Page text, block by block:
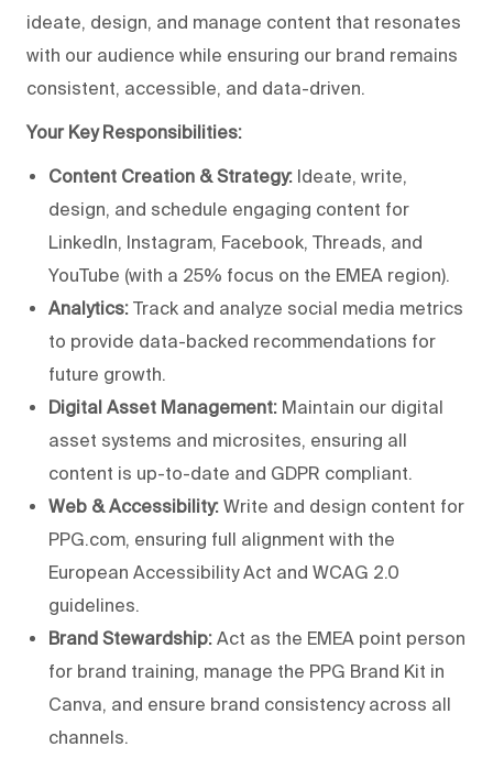
ideate, design, and manage content that resonates
with our audience while ensuring our brand remains
consistent, accessible, and data-driven.
Your Key Responsibilities:
Content Creation & Strategy: Ideate, write,
design, and schedule engaging content for
LinkedIn, Instagram, Facebook, Threads, and
YouTube (with a 25% focus on the EMEA region).
Analytics: Track and analyze social media metrics
to provide data-backed recommendations for
future growth.
Digital Asset Management: Maintain our digital
asset systems and microsites, ensuring all
content is up-to-date and GDPR compliant.
Web & Accessibility: Write and design content for
PPG.com, ensuring full alignment with the
European Accessibility Act and WCAG 2.0
guidelines.
Brand Stewardship: Act as the EMEA point person
for brand training, manage the PPG Brand Kit in
Canva, and ensure brand consistency across all
channels.